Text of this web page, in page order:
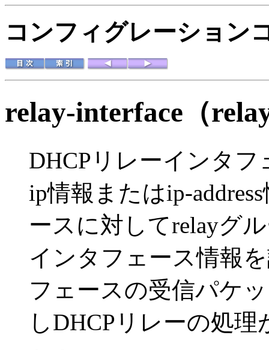
コンフィグレーション
relay-interface （
DHCPリレーインタ
ip情報またはip-
ースに対してrelayグ
インタフェース情報
フェースの受信パケ
しDHCPリレーの処